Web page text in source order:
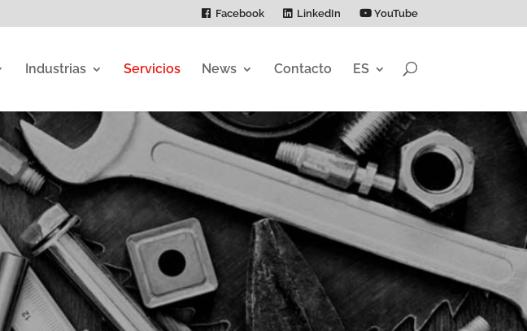
Facebook LinkedIn YouTube
Industrias Servicios News Contacto ES